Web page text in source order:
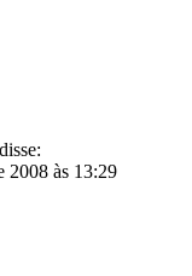
2008 às 13:29